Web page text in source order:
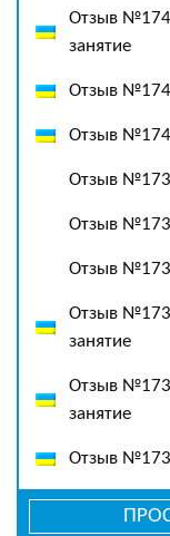
Отзыв
занятие
Отзыв
Отзыв
Отзыв
Отзыв
Отзыв
Отзыв
занятие
Отзыв
занятие
Отзыв